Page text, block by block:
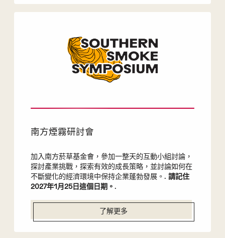
南方煙霧研討會
加入南方菸草基金會，參加一整天的互動小組討論，
探討產業挑戰，探索有效的成長策略，並討論如何在
不斷變化的經濟環境中保持企業蓬勃發展。. 請記住
2027年1月25日這個日期。 .
了解更多